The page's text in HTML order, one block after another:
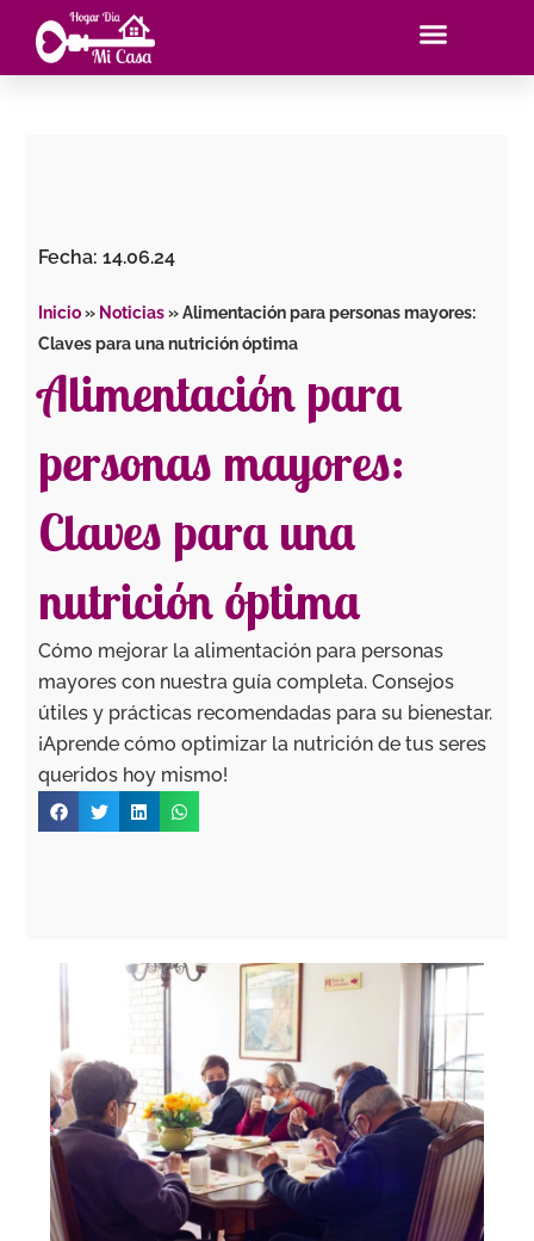
contenido
Fecha:14.06.24
Inicio» Noticias»Alimentación para personas mayores:
Claves para una nutrición óptima
Alimentación para
personas mayores:
Claves para una
nutrición óptima
Cómo mejorar la alimentación para personas
mayores con nuestra guía completa. Consejos
útiles y prácticas recomendadas para su bienestar.
¡Aprende cómo optimizar la nutrición de tus seres
queridos hoy mismo!